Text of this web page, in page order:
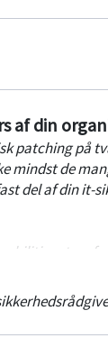
af din
patching på
mindst de
del af din it-
stem
servers,